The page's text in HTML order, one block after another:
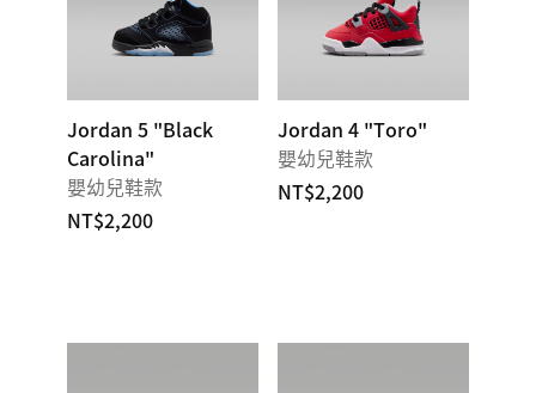
Jordan 5 "Black
Carolina"
嬰幼兒鞋款
NT$2,200
Jordan 4 "Toro"
嬰幼兒鞋款
NT$2,200